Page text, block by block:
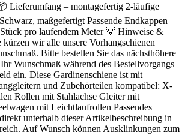
Lieferumfang – montagefertig 2-läufige
maßgefertigt Passende Endkappen
pro laufendem Meter 💡 Hinweise &
kürzen wir alle unsere Vorhangschienen
Bitte bestellen Sie das nächsthöhere
Wunschmaß während des Bestellvorgangs
ein. Diese Gardinenschiene ist mit
und Zubehörteilen kompatibel: X-
Rollen mit Stahlachse Gleiter mit
mit Leichtlaufrollen Passendes
unterhalb dieser Artikelbeschreibung in
Auf Wunsch können Ausklinkungen zum